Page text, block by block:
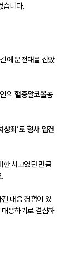
습니다.
에 운전대를 잡았
인의 혈중알코올농
상죄’로 형사 입건
한 사고였던 만큼
대응 경험이 있
응하기로 결심하